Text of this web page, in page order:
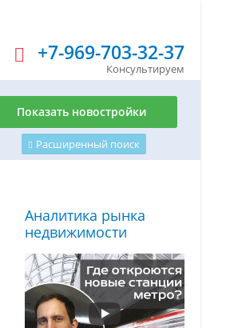
+7-969-703-32-37
Консультируем
Расширенный поиск
Показать новостройки
Аналитика рынка
недвижимости